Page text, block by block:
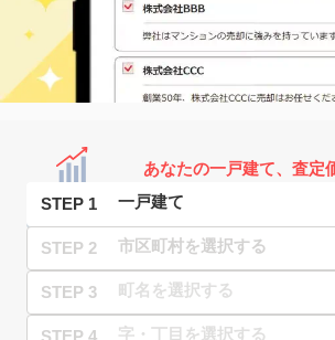
あなたの一戸建て、査定
STEP 1
STEP 2
STEP 3
STEP 4